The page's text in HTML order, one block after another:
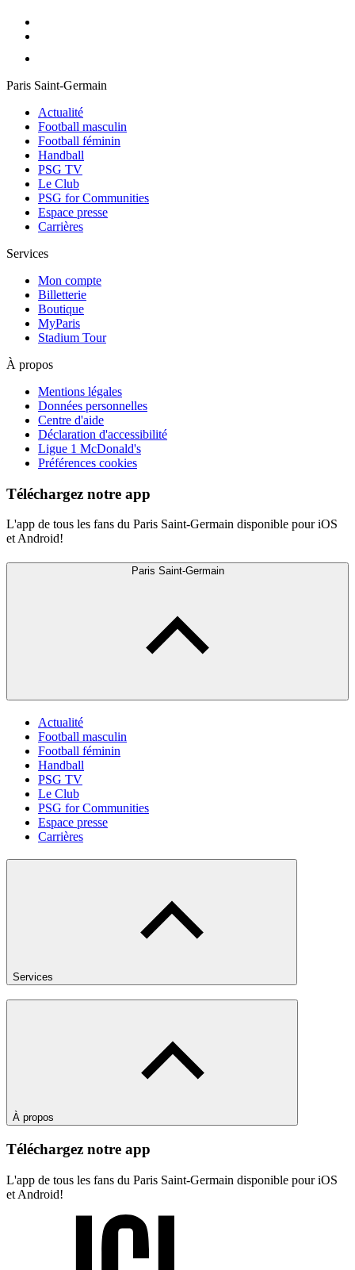
Paris Saint-Germain
Actualité
Football masculin
Football féminin
Handball
PSG TV
Le Club
PSG for Communities
Espace presse
Carrières
Services
Mon compte
Billetterie
Boutique
MyParis
Stadium Tour
À propos
Mentions légales
Données personnelles
Centre d'aide
Déclaration d'accessibilité
Ligue 1 McDonald's
Préférences cookies
Téléchargez notre app
L'app de tous les fans du Paris Saint-Germain disponible pour iOS
et Android!
Paris Saint-Germain
Actualité
Football masculin
Football féminin
Handball
PSG TV
Le Club
PSG for Communities
Espace presse
Carrières
Services
À propos
Téléchargez notre app
L'app de tous les fans du Paris Saint-Germain disponible pour iOS
et Android!